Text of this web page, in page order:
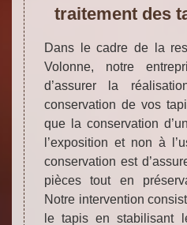
traitement des
Dans le cadre de la
Volonne, notre
d’assurer la
conservation de vos
que la conservation
l’exposition et non à
conservation est
pièces tout en
Notre intervention
le tapis en stabilisant